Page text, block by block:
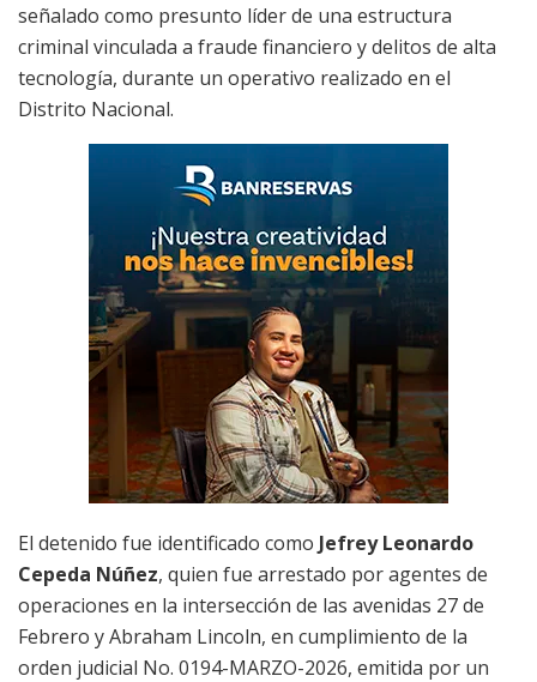
señalado como presunto líder de una estructura
criminal vinculada a fraude financiero y delitos de alta
tecnología, durante un operativo realizado en el
Distrito Nacional.
El detenido fue identificado como Jefrey Leonardo
Cepeda Núñez, quien fue arrestado por agentes de
operaciones en la intersección de las avenidas 27 de
Febrero y Abraham Lincoln, en cumplimiento de la
orden judicial No. 0194-MARZO-2026, emitida por un